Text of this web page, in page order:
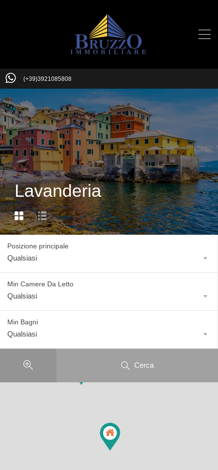
(+39)3921085808
Lavanderia
Posizione principale
Qualsiasi
Min Camere Da Letto
Qualsiasi
Min Bagni
Qualsiasi
Cerca